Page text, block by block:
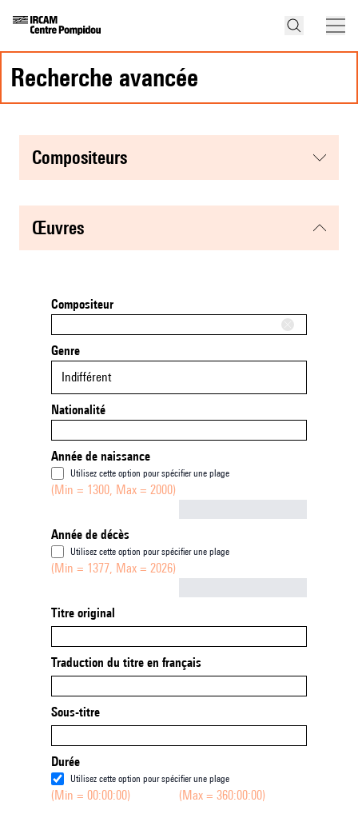
recherche avancée
compositeurs
œuvres
Compositeur
Genre
Indifférent
Nationalité
Année de naissance
Utilisez cette option pour spécifier une plage
(Min = 1300, Max = 2000)
Année de décès
Utilisez cette option pour spécifier une plage
(Min = 1377, Max = 2026)
Titre original
Traduction du titre en français
Sous-titre
Durée
Utilisez cette option pour spécifier une plage
(Min = 00:00:00) (Max = 360:00:00)